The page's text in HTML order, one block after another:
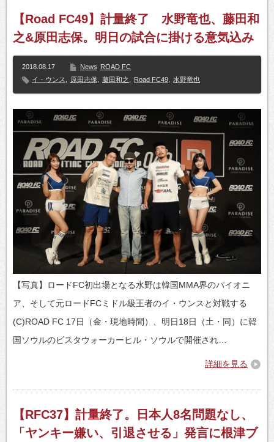
【Road FC49】計量終了 水野竜也、藤田和
之&原田志保。明日の試合に掛ける意気込み
2018.08.17 News
ROAD FC
イ・ウンス
原田志保 藤田和之 Road FC49 水野竜也
【写真】ロードFC初出場となる水野は韓国MMA界のパイオニ
ア、そして元ロードFCミドル級王者のイ・ウンスと対戦する
(C)ROAD FC 17日（金・現地時間）、明日18日（土・同）に韓
国ソウルのビスタウォーカーヒル・ソウルで開催され…
詳細を見る
【RFC37】計量終了。日本人8名問題なし、
「ヤンキー嫌い、引退させる」発言に根津ブ